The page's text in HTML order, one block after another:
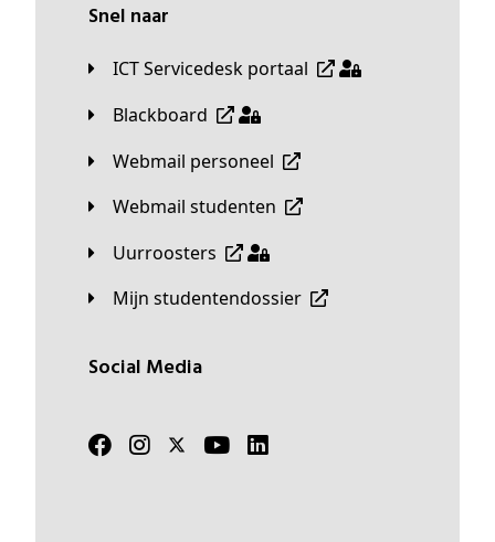
Snel naar
ICT Servicedesk portaal
Blackboard
Webmail personeel
Webmail studenten
Uurroosters
Mijn studentendossier
Social Media